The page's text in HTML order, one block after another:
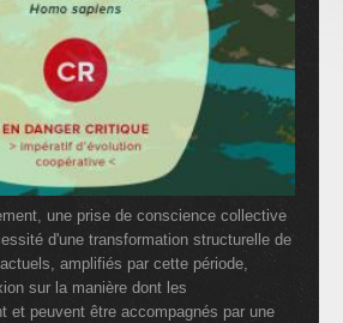
une prise de conscience collective
d'une transformation structurelle de
amplifiés par cette période,
sur la manière dont les
et peuvent être accompagnés par une